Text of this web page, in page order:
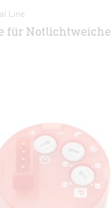
Line
für Notlichtweiche